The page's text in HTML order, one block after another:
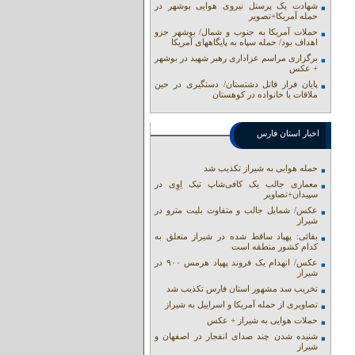
شهادت یک پرسنل نیروی هوایی بوشهر در
حمله آمریکا+تصویر
حملات آمریکا به جنوب و شمال/ بوشهر جزو
اهداف بود/ حمله سپاه به پایگاههای آمریکا
برگزاری مراسم عزاداری رهبر شهید در بوشهر
+ عکس
پایان فرار قاتل دشتستان/ دستگیری در حین
ملاقات با خانواده در کوهستان
اخبار استان فارس
حمله هوایی به شیراز تکذیب شد
معماری جالب یک کافی‌شاپ تیک اِوِی در
سپیدان+تصاویر
عکس/ شمایل جالب و متفاوت بلیت مترو در
شیراز
بقائی: پهپاد ساقط شده در شیراز متعلق به
کدام کشور منطقه است
عکس/ انهدام یک فروند پهپاد هرمس ۹۰۰ در
شیراز
تخریب سد مشهور استان فارس تکذیب شد
تصاویری از حمله آمریکا و اسراییل به شیراز
حملات هوایی به شیراز + عکس
شنیده شدن چند صدای انفجار در اصفهان و
شیراز